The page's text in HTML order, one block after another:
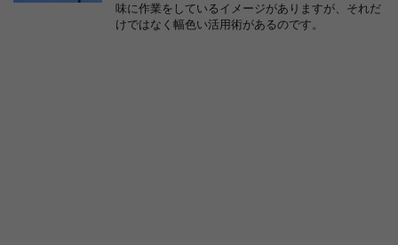
味に作業をしているイメージがありますが、それだ
けではなく幅色い活用術があるのです。